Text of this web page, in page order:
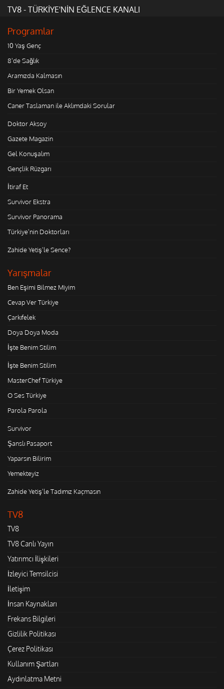
TV8 - TÜRKİYE'NİN EĞLENCE KANALI
Programlar
10 Yaş Genç
8'de Sağlık
Aramızda Kalmasın
Bir Yemek Olsan
Caner Taslaman ile Aklımdaki Sorular
Doktor Aksoy
Gazete Magazin
Gel Konuşalım
Gençlik Rüzgarı
İtiraf Et
Survivor Ekstra
Survivor Panorama
Türkiye'nin Doktorları
Zahide Yetiş'le Sence?
Yarışmalar
Ben Eşimi Bilmez Miyim
Cevap Ver Türkiye
Çarkıfelek
Doya Doya Moda
İşte Benim Stilim
İşte Benim Stilim
MasterChef Türkiye
O Ses Türkiye
Parola Parola
Survivor
Şanslı Pasaport
Yaparsın Bilirim
Yemekteyiz
Zahide Yetiş'le Tadımız Kaçmasın
TV8
TV8
TV8 Canlı Yayın
Yatırımcı İlişkileri
İzleyici Temsilcisi
İletişim
İnsan Kaynakları
Frekans Bilgileri
Gizlilik Politikası
Çerez Politikası
Kullanım Şartları
Aydınlatma Metni